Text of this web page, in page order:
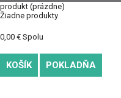
produkt (prázdne)
Žiadne produkty
0,00 € Spolu
KOŠÍK POKLADŇA